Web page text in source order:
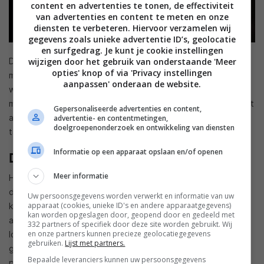
Dat de ZUS charger sneller oplaadt heeft onder meer te
maken met een slimme chip die ingebouwd zit en herkent
welk apparaat je aan de lader hangt. Hierdoor kan de
maximale snelheid voor het laden behaald worden. Ook wordt
aangeraden de officiële laadkabel van je smartphone of
tablet te gebruiken zodat het sneller laden zeker mogelijk is.
De app
Hoewel sneller laden middels een slimme chip al ‘slim’ is kan
de ZUS USB Car Charger en Smart Car Finder nog meer. Je
kunt het apparaatje middels bluetooth koppelen met ZUS-
app voor Android en iOS. Eenmaal gekoppeld kan de app de
locatie waar je je auto geparkeerd hebt onthouden door de
gps-coördinaten op te slaan zodra je geparkeerd hebt. Je
content en advertenties te tonen, de effectiviteit
van advertenties en content te meten en onze
diensten te verbeteren. Hiervoor verzamelen wij
gegevens zoals unieke advertentie ID’s, geolocatie
en surfgedrag. Je kunt je cookie instellingen
wijzigen door het gebruik van onderstaande 'Meer
opties' knop of via 'Privacy instellingen
aanpassen' onderaan de website.
Gepersonaliseerde advertenties en content,
advertentie- en contentmetingen,
doelgroepenonderzoek en ontwikkeling van diensten
Informatie op een apparaat opslaan en/of openen
Meer informatie
Uw persoonsgegevens worden verwerkt en informatie van uw
apparaat (cookies, unieke ID's en andere apparaatgegevens)
kan worden opgeslagen door, geopend door en gedeeld met
332 partners of specifiek door deze site worden gebruikt. Wij
en onze partners kunnen precieze geolocatiegegevens
gebruiken. Lijst met partners.
Bepaalde leveranciers kunnen uw persoonsgegevens